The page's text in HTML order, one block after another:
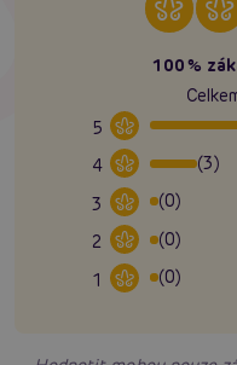
100%
5
4
(3)
3
(0)
2
(0)
1
(0)